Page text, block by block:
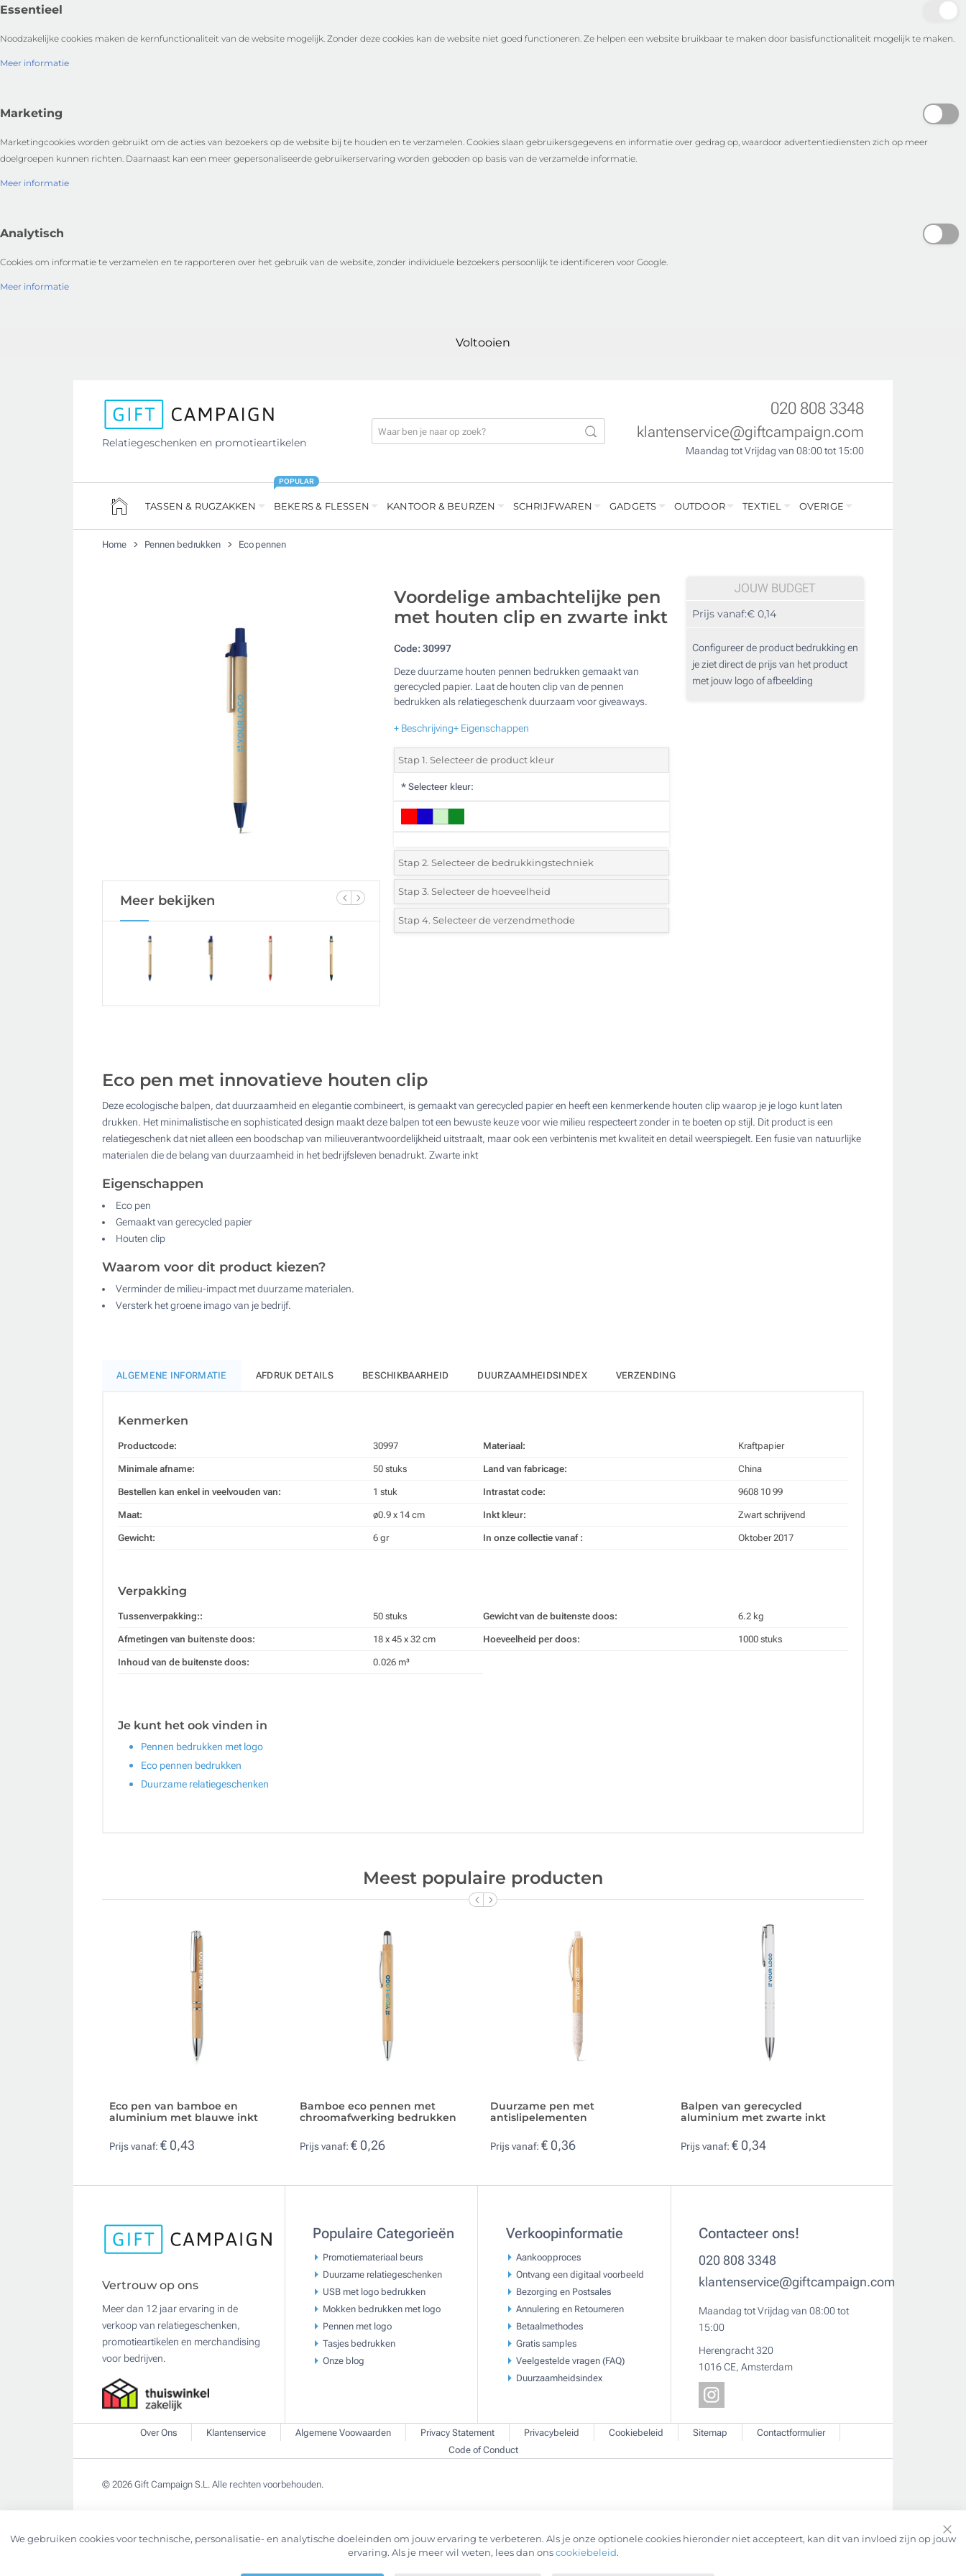
Essentieel
Noodzakelijke cookies maken de kernfunctionaliteit van de website mogelijk. Zonder deze cookies kan de website niet goed functioneren. Ze helpen een website bruikbaar te maken door basisfunctionaliteit mogelijk te maken.
Meer informatie
Marketing
Marketingcookies worden gebruikt om de acties van bezoekers op de website bij te houden en te verzamelen. Cookies slaan gebruikersgegevens en informatie over gedrag op, waardoor advertentiediensten zich op meer
doelgroepen kunnen richten. Daarnaast kan een meer gepersonaliseerde gebruikerservaring worden geboden op basis van de verzamelde informatie.
Meer informatie
Analytisch
Cookies om informatie te verzamelen en te rapporteren over het gebruik van de website, zonder individuele bezoekers persoonlijk te identificeren voor Google.
Meer informatie
Voltooien
Relatiegeschenken en promotieartikelen
020 808 3348
klantenservice@giftcampaign.com
Maandag tot Vrijdag van 08:00 tot 15:00
TASSEN & RUGZAKKEN BEKERS & FLESSEN
POPULAR
KANTOOR & BEURZEN SCHRIJFWAREN GADGETS OUTDOOR TEXTIEL OVERIGE
Home Pennen bedrukken Eco pennen
Meer bekijken
Voordelige ambachtelijke pen
met houten clip en zwarte inkt
Code:30997
Deze duurzame houten pennen bedrukken gemaakt van
gerecycled papier. Laat de houten clip van de pennen
bedrukken als relatiegeschenk duurzaam voor giveaways.
+ Beschrijving+ Eigenschappen
Stap 1. Selecteer de product kleur
* Selecteer kleur:
Stap 2. Selecteer de bedrukkingstechniek
*Selecteer de bedrukking en kleuren van het logo:
1 Kleur (Enkelzijdig)
Full colour (Enkelzijdig)
Zonder opdruk
Stap 3. Selecteer de hoeveelheid
*Selecteer uit de lijst of voeg het gewenste aantal in
Kies jouw aantal : Update
Stap 4. Selecteer de verzendmethode
JOUW BUDGET
Prijs vanaf:€ 0,14
Configureer de product bedrukking en
je ziet direct de prijs van het product
met jouw logo of afbeelding
Eco pen met innovatieve houten clip
Deze ecologische balpen, dat duurzaamheid en elegantie combineert, is gemaakt van gerecycled papier en heeft een kenmerkende houten clip waarop je je logo kunt laten
drukken. Het minimalistische en sophisticated design maakt deze balpen tot een bewuste keuze voor wie milieu respecteert zonder in te boeten op stijl. Dit product is een
relatiegeschenk dat niet alleen een boodschap van milieuverantwoordelijkheid uitstraalt, maar ook een verbintenis met kwaliteit en detail weerspiegelt. Een fusie van natuurlijke
materialen die de belang van duurzaamheid in het bedrijfsleven benadrukt. Zwarte inkt
Eigenschappen
Eco pen
Gemaakt van gerecycled papier
Houten clip
Waarom voor dit product kiezen?
Verminder de milieu-impact met duurzame materialen.
Versterk het groene imago van je bedrijf.
ALGEMENE INFORMATIE AFDRUK DETAILS BESCHIKBAARHEID DUURZAAMHEIDSINDEX VERZENDING
Kenmerken
Productcode: 30997
Minimale afname: 50 stuks
Bestellen kan enkel in veelvouden van: 1 stuk
Maat: ø0.9 x 14 cm
Gewicht: 6 gr
Materiaal: Kraftpapier
Land van fabricage: China
Intrastat code: 9608 10 99
Inkt kleur: Zwart schrijvend
In onze collectie vanaf : Oktober 2017
Verpakking
Tussenverpakking:: 50 stuks
Afmetingen van buitenste doos: 18 x 45 x 32 cm
Inhoud van de buitenste doos: 0.026 m³
Gewicht van de buitenste doos: 6.2 kg
Hoeveelheid per doos: 1000 stuks
Je kunt het ook vinden in
Pennen bedrukken met logo
Eco pennen bedrukken
Duurzame relatiegeschenken
Meest populaire producten
Eco pen van bamboe en
aluminium met blauwe inkt
Prijs vanaf: € 0,43
Bamboe eco pennen met
chroomafwerking bedrukken
Prijs vanaf: € 0,26
Duurzame pen met
antislipelementen
Prijs vanaf: € 0,36
Balpen van gerecycled
aluminium met zwarte inkt
Prijs vanaf: € 0,34
Vertrouw op ons
Meer dan 12 jaar ervaring in de
verkoop van relatiegeschenken,
promotieartikelen en merchandising
voor bedrijven.
Populaire Categorieën
Promotiemateriaal beurs
Duurzame relatiegeschenken
USB met logo bedrukken
Mokken bedrukken met logo
Pennen met logo
Tasjes bedrukken
Onze blog
Verkoopinformatie
Aankoopproces
Ontvang een digitaal voorbeeld
Bezorging en Postsales
Annulering en Retourneren
Betaalmethodes
Gratis samples
Veelgestelde vragen (FAQ)
Duurzaamheidsindex
Contacteer ons!
020 808 3348
klantenservice@giftcampaign.com
Maandag tot Vrijdag van 08:00 tot
15:00
Herengracht 320
1016 CE, Amsterdam
Over Ons Klantenservice Algemene Voowaarden Privacy Statement Privacybeleid Cookiebeleid Sitemap
Contactformulier
Code of Conduct
© 2026 Gift Campaign S.L. Alle rechten voorbehouden.
We gebruiken cookies voor technische, personalisatie- en analytische doeleinden om jouw ervaring te verbeteren. Als je onze optionele cookies hieronder niet accepteert, kan dit van invloed zijn op jouw
ervaring. Als je meer wil weten, lees dan onscookiebeleid.